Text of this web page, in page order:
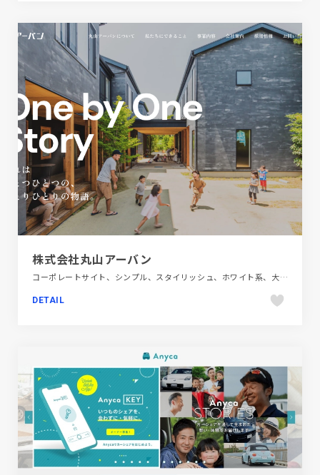
株式会社丸山アーバン
コーポレートサイト、シンプル、スタイリッシュ、ホワイト系、大きめ写真、建設・住宅・不動産
DETAIL